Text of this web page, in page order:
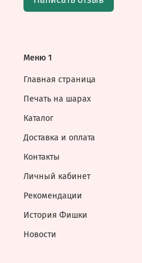
Меню 1
Главная страница
Печать на шарах
Каталог
Доставка и оплата
Контакты
Личный кабинет
Рекомендации
История Фишки
Новости